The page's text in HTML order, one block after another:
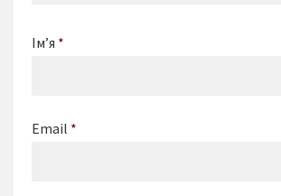
Ім’я *
Email *